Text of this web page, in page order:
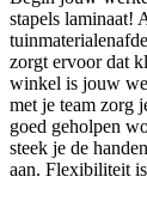
stapels laminaat!
zorgt ervoor dat
winkel is jouw
met je team zorg
goed geholpen
steek je de
aan. Flexibiliteit